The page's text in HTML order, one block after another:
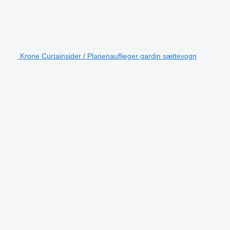
Krone Curtainsider / Planenauflieger gardin sættevogn